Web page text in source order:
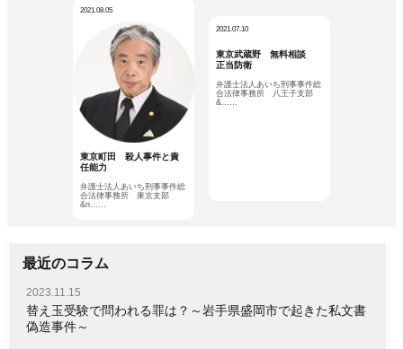
2021.08.05
東京町田 殺人事件と責
任能力
弁護士法人あいち刑事事件総
合法律事務所 東京支部
&n……
2021.07.10
東京武蔵野 無料相談
正当防衛
弁護士法人あいち刑事事件総
合法律事務所 八王子支部
&……
最近のコラム
2023.11.15
替え玉受験で問われる罪は？～岩手県盛岡市で起きた私文書
偽造事件～